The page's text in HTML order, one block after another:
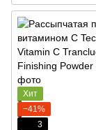
Хит
−41%
3